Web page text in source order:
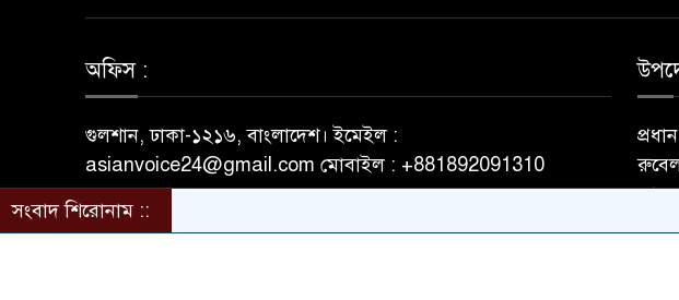
অফিস :
গুলশান, ঢাকা-১২১৬, বাংলাদেশ। ইমেইল :
asianvoice24@gmail.com মোবাইল : +881892091310
সংবাদ শিরোনাম ::